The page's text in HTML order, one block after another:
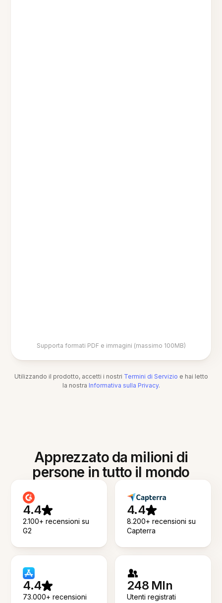
Supporta formati PDF e immagini (massimo 100MB)
Utilizzando il prodotto, accetti i nostri Termini di Servizio e hai letto
la nostra Informativa sulla Privacy.
Apprezzato da milioni di
persone in tutto il mondo
4.4
2.100+ recensioni su
G2
4.4
8.200+ recensioni su
Capterra
4.4
73.000+ recensioni
248 Mln
Utenti registrati